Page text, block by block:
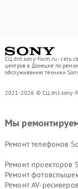
СЦ dnt.sony-fixim.ru - сеть
центров в Донецке по
обслуживанию техники
2021-2026 © СЦ dnt.sony-
Мы
Ремонт телефонов
Ремонт проекторов
Ремонт
Ремонт AV-